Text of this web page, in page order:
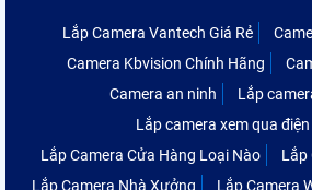
Lắp Camera Vantech Giá Rẻ
Camera Kbvision Chính Hãng
Camera an ninh
Lắp
Lắp camera xem qua
Lắp Camera Cửa Hàng Loại Nào
Lắp
Lắp Camera Nhà Xưởng
Lắp Camera